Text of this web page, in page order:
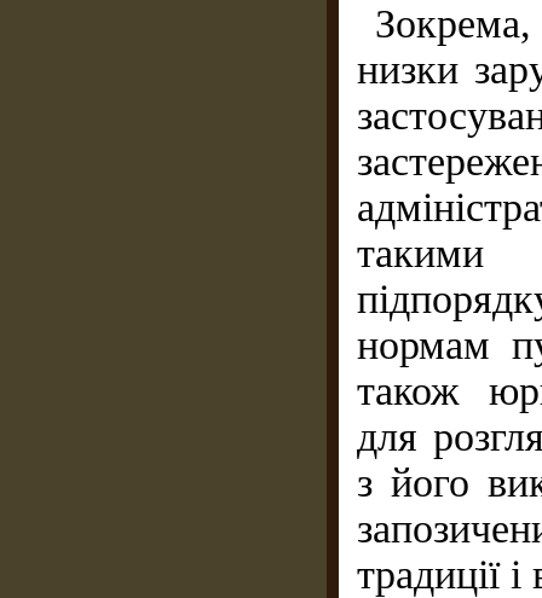
низки
такими
нормам
також
для
з його
традиції і